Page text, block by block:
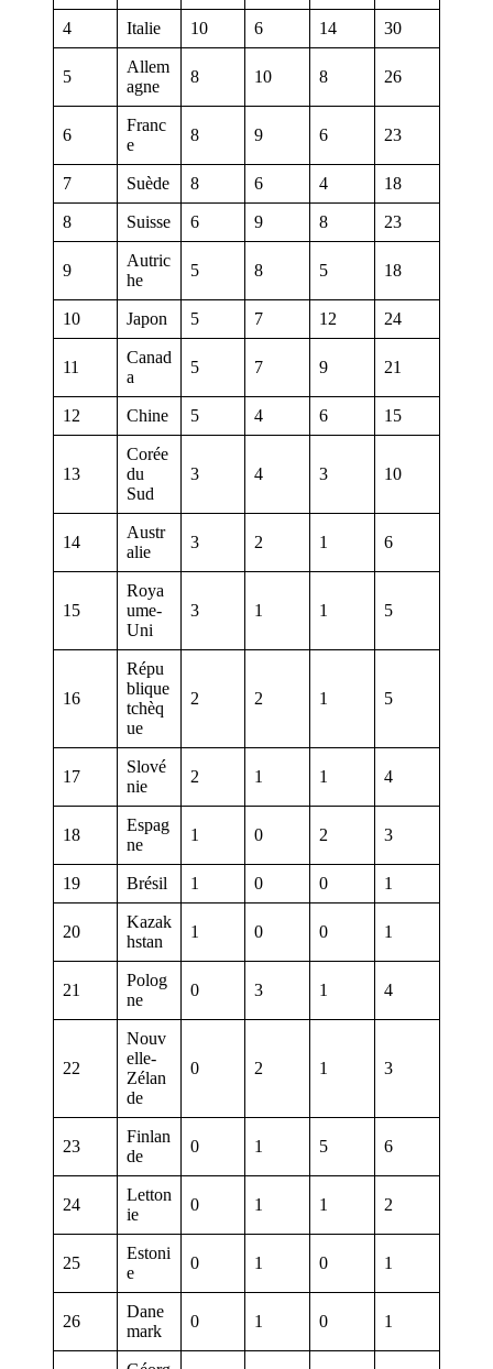
4 Italie 10 6 14 30
5
Allem
agne
8 10 8 26
6
Franc
e
8 9 6 23
7 Suède 8 6 4 18
8 Suisse 6 9 8 23
9
Autric
he
5 8 5 18
10 Japon 5 7 12 24
11
Canad
a
5 7 9 21
12 Chine 5 4 6 15
13
Corée
du
Sud
3 4 3 10
14
Austr
alie
3 2 1 6
15
Roya
ume-
Uni
3 1 1 5
16
Répu
blique
tchèq
ue
2 2 1 5
17
Slové
nie
2 1 1 4
18
Espag
ne
1 0 2 3
19 Brésil 1 0 0 1
20
Kazak
hstan
1 0 0 1
21
Polog
ne
0 3 1 4
22
Nouv
elle-
Zélan
de
0 2 1 3
23
Finlan
de
0 1 5 6
24
Letton
ie
0 1 1 2
25
Estoni
e
0 1 0 1
26
Dane
mark
0 1 0 1